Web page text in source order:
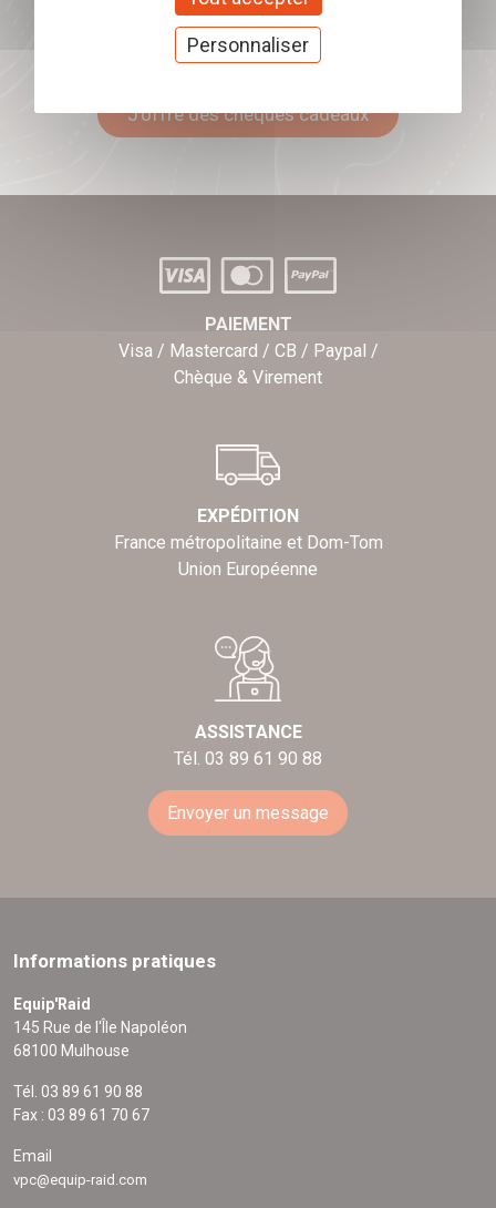
Offrez nos chèques
cadeaux
J'offre des chèques cadeaux
PAIEMENT
Visa / Mastercard / CB / Paypal /
Chèque & Virement
EXPÉDITION
France métropolitaine et Dom-Tom
Union Européenne
ASSISTANCE
Tél. 03 89 61 90 88
Envoyer un message
Informations pratiques
Equip'Raid
145 Rue de l'Île Napoléon
68100 Mulhouse
Tél. 03 89 61 90 88
Fax : 03 89 61 70 67
Email
vpc@equip-raid.com
Personnaliser